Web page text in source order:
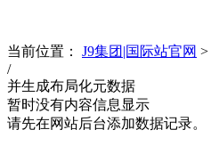
当前位置： J9集团|国际站官网 >
/
并生成布局化元数据
暂时没有内容信息显示
请先在网站后台添加数据记录。